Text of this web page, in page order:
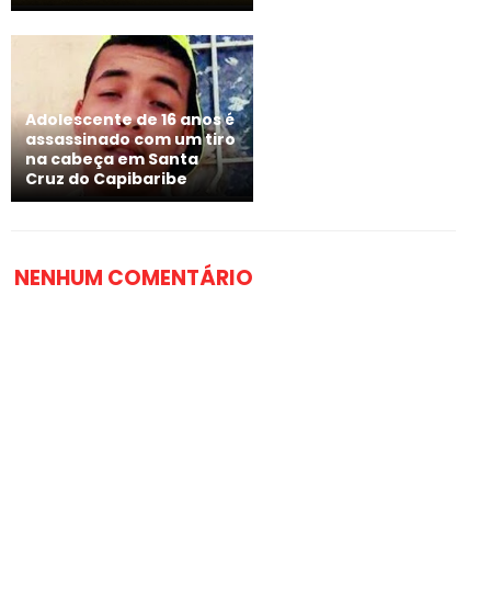
Adolescente de 16 anos é
assassinado com um tiro
na cabeça em Santa
Cruz do Capibaribe
NENHUM COMENTÁRIO